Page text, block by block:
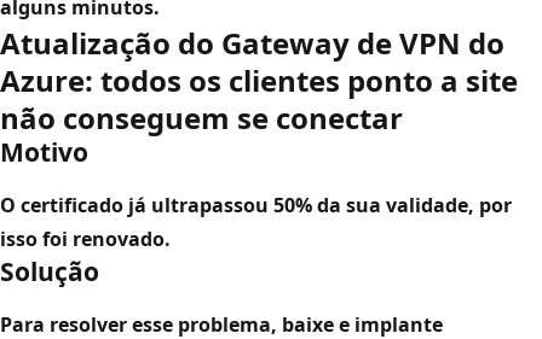
alguns minutos.
Atualização do Gateway de VPN do
Azure: todos os clientes ponto a site
não conseguem se conectar
Motivo
O certificado já ultrapassou 50% da sua validade, por
isso foi renovado.
Solução
Para resolver esse problema, baixe e implante